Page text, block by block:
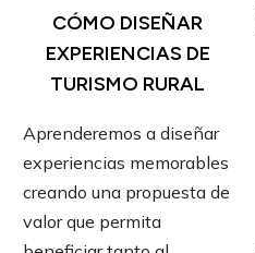
CÓMO DISEÑAR
EXPERIENCIAS DE
TURISMO RURAL
Aprenderemos a diseñar
experiencias memorables
creando una propuesta de
valor que permita